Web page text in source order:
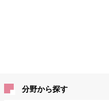
分野から探す